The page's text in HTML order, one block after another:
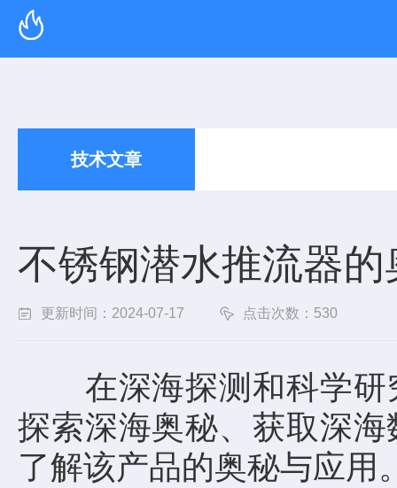
技术文章
不锈钢潜水推流器
更新时间：2024-07-17 点击次数：530
在深海探测和科学研
探索深海奥秘、获取深
了解该产品的奥秘与应用